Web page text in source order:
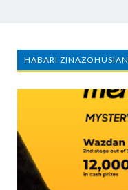
HABARI